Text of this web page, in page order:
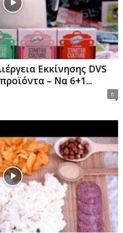
Εκκίνησης DVS
– Να 6+1...
0